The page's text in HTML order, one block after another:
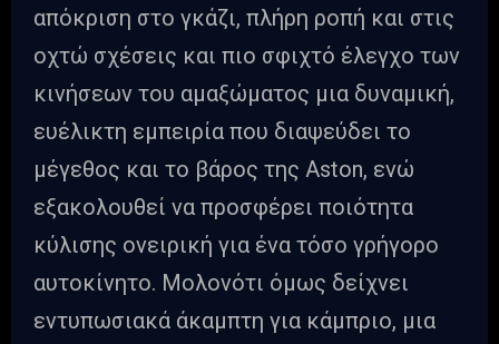
απόκριση στο γκάζι, πλήρη ροπή και στις
οχτώ σχέσεις και πιο σφιχτό έλεγχο των
κινήσεων του αμαξώματος μια δυναμική,
ευέλικτη εμπειρία που διαψεύδει το
μέγεθος και το βάρος της Aston, ενώ
εξακολουθεί να προσφέρει ποιότητα
κύλισης ονειρική για ένα τόσο γρήγορο
αυτοκίνητο. Μολονότι όμως δείχνει
εντυπωσιακά άκαμπτη για κάμπριο, μια